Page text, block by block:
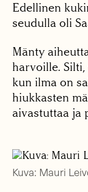
Edellinen
seudulla oli
Mänty
harvoille.
kun ilma on
hiukkasten
aivastuttaa ja
Kuva: Mauri